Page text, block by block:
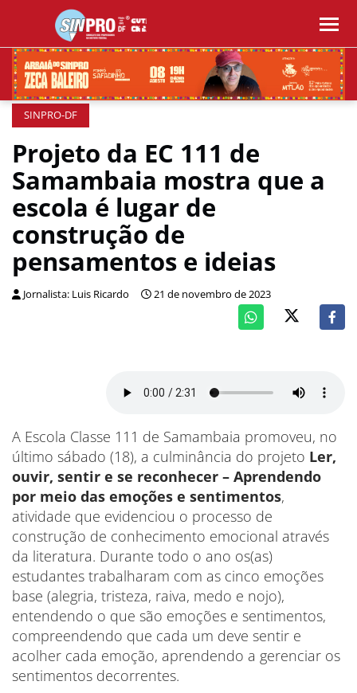
SINPRO-DF
Projeto da EC 111 de
Samambaia mostra que a
escola é lugar de
construção de
pensamentos e ideias
Jornalista: Luis Ricardo 21 de novembro de 2023
A Escola Classe 111 de Samambaia promoveu, no
último sábado (18), a culminância do projeto Ler,
ouvir, sentir e se reconhecer – Aprendendo
por meio das emoções e sentimentos,
atividade que evidenciou o processo de
construção de conhecimento emocional através
da literatura. Durante todo o ano os(as)
estudantes trabalharam com as cinco emoções
base (alegria, tristeza, raiva, medo e nojo),
entendendo o que são emoções e sentimentos,
compreendendo que cada um deve sentir e
acolher cada emoção, aprendendo a gerenciar os
sentimentos decorrentes.